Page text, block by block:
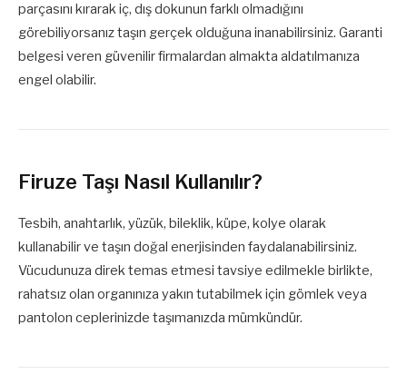
parçasını kırarak iç, dış dokunun farklı olmadığını
görebiliyorsanız taşın gerçek olduğuna inanabilirsiniz. Garanti
belgesi veren güvenilir firmalardan almakta aldatılmanıza
engel olabilir.
Firuze Taşı Nasıl Kullanılır?
Tesbih, anahtarlık, yüzük, bileklik, küpe, kolye olarak
kullanabilir ve taşın doğal enerjisinden faydalanabilirsiniz.
Vücudunuza direk temas etmesi tavsiye edilmekle birlikte,
rahatsız olan organınıza yakın tutabilmek için gömlek veya
pantolon ceplerinizde taşımanızda mümkündür.